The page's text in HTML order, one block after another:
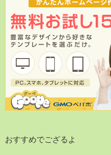
おすすめでござるよ